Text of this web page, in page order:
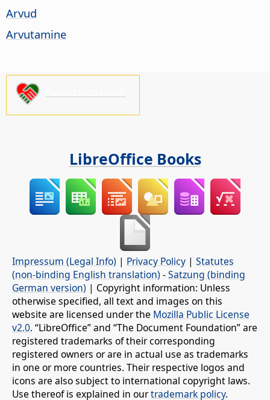
Arvud
Arvutamine
LibreOffice Books
Impressum (Legal Info) | Privacy Policy | Statutes
(non-binding English translation) -Satzung (binding
German version) | Copyright information: Unless
otherwise specified, all text and images on this
website are licensed under the Mozilla Public License
v2.0. “LibreOffice” and “The Document Foundation” are
registered trademarks of their corresponding
registered owners or are in actual use as trademarks
in one or more countries. Their respective logos and
icons are also subject to international copyright laws.
Use thereof is explained in ourtrademark policy.